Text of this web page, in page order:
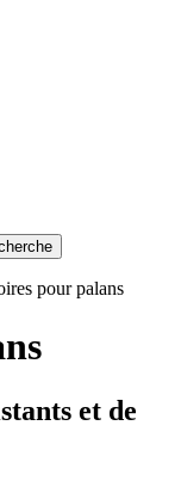
pour palans
et de